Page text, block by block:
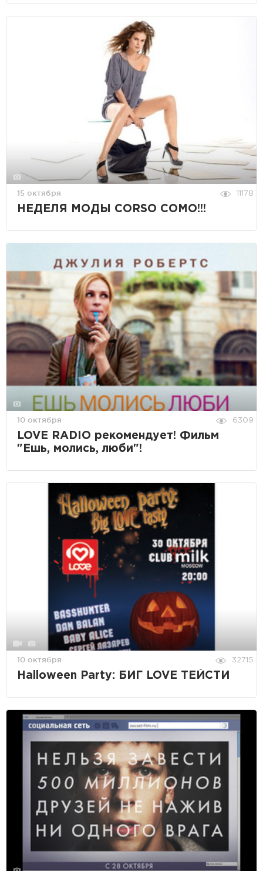
15 октября 11178
НЕДЕЛЯ МОДЫ CORSO COMO!!!
10 октября 6309
LOVE RADIO рекомендует! Фильм
"Ешь, молись, люби"!
10 октября 32715
Halloween Party: БИГ LOVE ТЕЙСТИ